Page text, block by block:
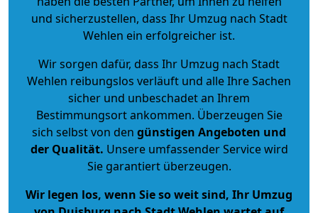
und sicherzustellen, dass Ihr Umzug nach Stadt
Wehlen ein erfolgreicher ist.
Wir sorgen dafür, dass Ihr Umzug nach Stadt
Wehlen reibungslos verläuft und alle Ihre Sachen
sicher und unbeschadet an Ihrem
Bestimmungsort ankommen. Überzeugen Sie
sich selbst von den günstigen Angeboten und
der Qualität. Unsere umfassender Service wird
Sie garantiert überzeugen.
Wir legen los, wenn Sie so weit sind, Ihr Umzug